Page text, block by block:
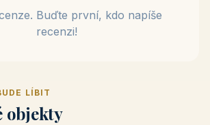
Buďte první, kdo napíše
recenzi!
LÍBIT
objekty